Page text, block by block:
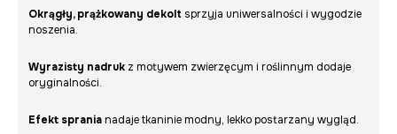
Okrągły, prążkowany dekolt sprzyja uniwersalności i wygodzie
noszenia.
Wyrazisty nadruk z motywem zwierzęcym i roślinnym dodaje
oryginalności.
Efekt sprania nadaje tkaninie modny, lekko postarzany wygląd.